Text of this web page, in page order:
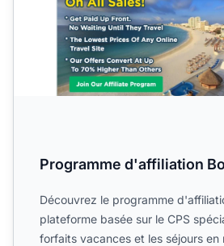
Programme d'affiliation
Découvrez le programme
plateforme basée sur le CPS
forfaits vacances et les séjours en